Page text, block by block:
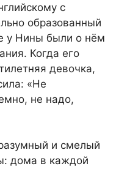
с
образованный
у Нины были о нём
Когда его
девочка,
«Не
не надо,
и смелый
дома в каждой